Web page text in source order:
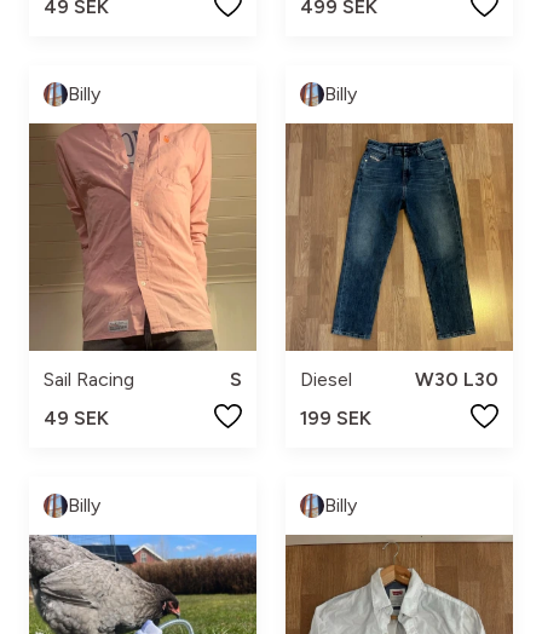
49 SEK 499 SEK
Billy
Sail Racing
S
49 SEK
Billy
Diesel
W30 L30
199 SEK
Billy Billy